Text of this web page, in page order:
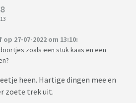
27-07-2022 om 13:10:
zoals een stuk kaas en een
heen. Hartige dingen mee en
zoete trek uit.